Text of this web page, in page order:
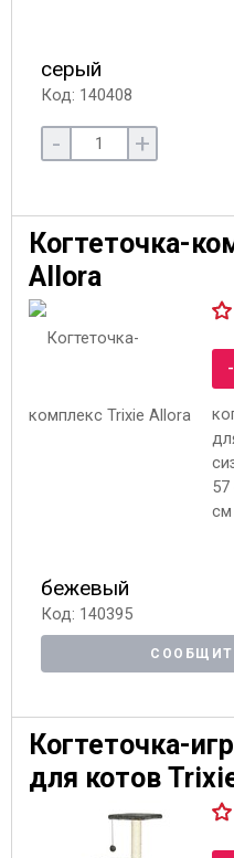
серый
Код: 140408
- +
Когтеточка-
Allora
см
бежевый
Код: 140395
Когтеточка-
для котов